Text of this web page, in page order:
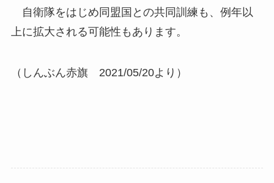
自衛隊をはじめ同盟国との共同訓練も、例年以
上に拡大される可能性もあります。
（しんぶん赤旗 2021/05/20より）